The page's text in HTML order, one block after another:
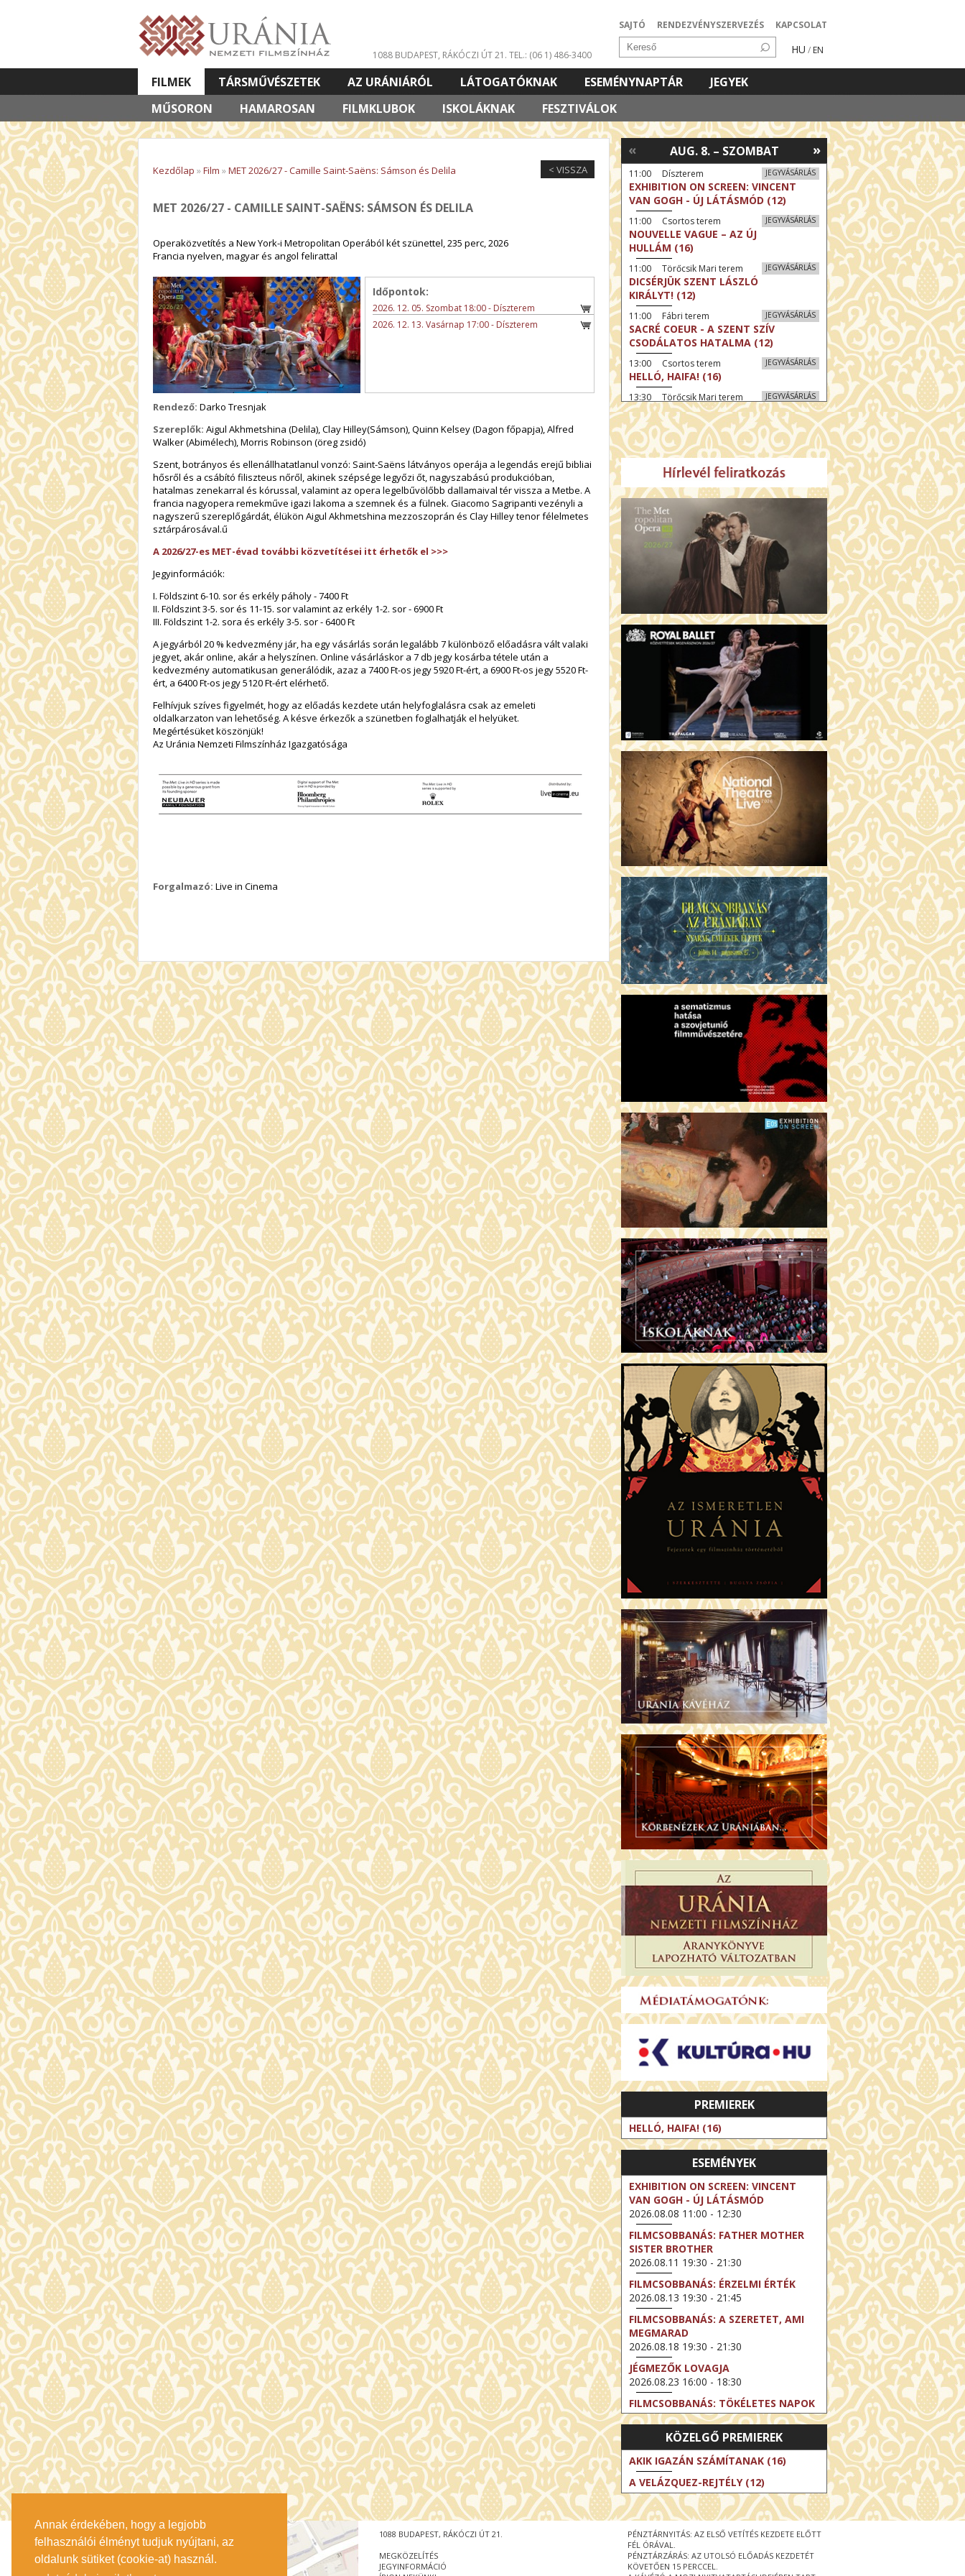
Annak érdekében, hogy a legjobb
felhasználói élményt tudjuk nyújtani, az
oldalunk sütiket (cookie-at) használ.
SAJTÓ RENDEZVÉNYSZERVEZÉS KAPCSOLAT
HU / EN
1088 BUDAPEST, RÁKÓCZI ÚT 21. TEL.: (06 1) 486-3400
FILMEK
MŰSORON
HAMAROSAN FILMKLUBOK ISKOLÁKNAK FESZTIVÁLOK
TÁRSMŰVÉSZETEK AZ URÁNIÁRÓL LÁTOGATÓKNAK ESEMÉNYNAPTÁR
JEGYEK
VETÍTETT KÉPES ELŐADÁSOK
< VISSZA
Kezdőlap »Film »MET 2026/27 - Camille Saint-Saëns: Sámson és Delila
MET 2026/27 - CAMILLE SAINT-SAËNS: SÁMSON ÉS DELILA
Operaközvetítés a New York-i Metropolitan Operából két szünettel, 235 perc, 2026
Francia nyelven, magyar és angol felirattal
Időpontok:
2026. 12. 05. Szombat 18:00 - Díszterem
2026. 12. 13. Vasárnap 17:00 - Díszterem
Rendező: Darko Tresnjak
Szereplők: Aigul Akhmetshina (Delila), Clay Hilley(Sámson), Quinn Kelsey (Dagon főpapja), Alfred
Walker (Abimélech), Morris Robinson (öreg zsidó)
Szent, botrányos és ellenállhatatlanul vonzó: Saint-Saëns látványos operája a legendás erejű bibliai
hősről és a csábító filiszteus nőről, akinek szépsége legyőzi őt, nagyszabású produkcióban,
hatalmas zenekarral és kórussal, valamint az opera legelbűvölőbb dallamaival tér vissza a Metbe. A
francia nagyopera remekműve igazi lakoma a szemnek és a fülnek. Giacomo Sagripanti vezényli a
nagyszerű szereplőgárdát, élükön Aigul Akhmetshina mezzoszoprán és Clay Hilley tenor félelmetes
sztárpárosával.ű
A 2026/27-es MET-évad további közvetítései itt érhetők el >>>
Jegyinformációk:
I. Földszint 6-10. sor és erkély páholy - 7400 Ft
II. Földszint 3-5. sor és 11-15. sor valamint az erkély 1-2. sor - 6900 Ft
III. Földszint 1-2. sora és erkély 3-5. sor - 6400 Ft
A jegyárból 20 % kedvezmény jár, ha egy vásárlás során legalább 7 különböző előadásra vált valaki
jegyet, akár online, akár a helyszínen. Online vásárláskor a 7 db jegy kosárba tétele után a
kedvezmény automatikusan generálódik, azaz a 7400 Ft-os jegy 5920 Ft-ért, a 6900 Ft-os jegy 5520 Ft-
ért, a 6400 Ft-os jegy 5120 Ft-ért elérhető.
Felhívjuk szíves figyelmét, hogy az előadás kezdete után helyfoglalásra csak az emeleti
oldalkarzaton van lehetőség. A késve érkezők a szünetben foglalhatják el helyüket.
Megértésüket köszönjük!
Az Uránia Nemzeti Filmszínház Igazgatósága
Forgalmazó: Live in Cinema
»
AUG. 8. – SZOMBAT
«
JEGYVÁSÁRLÁS
11:00 Díszterem
EXHIBITION ON SCREEN: VINCENT
VAN GOGH - ÚJ LÁTÁSMÓD (12)
JEGYVÁSÁRLÁS
11:00 Csortos terem
NOUVELLE VAGUE – AZ ÚJ
HULLÁM (16)
JEGYVÁSÁRLÁS
11:00 Törőcsik Mari terem
DICSÉRJÜK SZENT LÁSZLÓ
KIRÁLYT! (12)
JEGYVÁSÁRLÁS
11:00 Fábri terem
SACRÉ COEUR - A SZENT SZÍV
CSODÁLATOS HATALMA (12)
JEGYVÁSÁRLÁS
13:00 Csortos terem
HELLÓ, HAIFA! (16)
JEGYVÁSÁRLÁS
13:30 Törőcsik Mari terem
A KEGYELEM (16)
JEGYVÁSÁRLÁS
13:30 Díszterem
MAGYAR MENYEGZŐ (12)
14:30 Fábri terem
MESSZI ÉSZAK (12)
JEGYVÁSÁRLÁS
15:00 Csortos terem
MOHÁCS – VILÁGOK HARCA (12)
15:30 Díszterem
ODÜSSZEIA (16)
JEGYVÁSÁRLÁS
16:00 Törőcsik Mari terem
TALÁLKOZÁS A BUDDHÁVAL (12)
JEGYVÁSÁRLÁS
17:00 Fábri terem
MOMO (12)
17:00 Csortos terem
ARGENTIN TÖRTÉNETEK (16)
19:00 Fábri terem
AZ ÖRDÖG PRADÁT VISEL 2. (12)
19:00 Csortos terem
ÁDÁM ALMÁI (16)
JEGYVÁSÁRLÁS
19:00 Törőcsik Mari terem
HOGYAN TUDNÉK ÉLNI
NÉLKÜLED? (12)
JEGYVÁSÁRLÁS
19:00 Díszterem
ODÜSSZEIA (16)
PREMIEREK
HELLÓ, HAIFA! (16)
ESEMÉNYEK
EXHIBITION ON SCREEN: VINCENT
VAN GOGH - ÚJ LÁTÁSMÓD
2026.08.08 11:00 - 12:30
FILMCSOBBANÁS: FATHER MOTHER
SISTER BROTHER
2026.08.11 19:30 - 21:30
FILMCSOBBANÁS: ÉRZELMI ÉRTÉK
2026.08.13 19:30 - 21:45
FILMCSOBBANÁS: A SZERETET, AMI
MEGMARAD
2026.08.18 19:30 - 21:30
JÉGMEZŐK LOVAGJA
2026.08.23 16:00 - 18:30
FILMCSOBBANÁS: TÖKÉLETES NAPOK
2026.08.25 19:30 - 21:45
FILMCSOBBANÁS: IFJÚSÁG
2026.08.27 19:30 - 21:30
EXHIBITION ON SCREEN: VINCENT
VAN GOGH - ÚJ LÁTÁSMÓD
2026.08.30 11:00 - 12:30
NT LIVE / DAVID IRELAND: THE FIFTH
STEP
2026.09.01 19:00 - 21:00
BERLIN ELESTE
KÖZELGŐ PREMIEREK
AKIK IGAZÁN SZÁMÍTANAK (16)
A VELÁZQUEZ-REJTÉLY (12)
PÉNZTÁRNYITÁS: AZ ELSŐ VETÍTÉS KEZDETE ELŐTT
FÉL ÓRÁVAL.
PÉNZTÁRZÁRÁS: AZ UTOLSÓ ELŐADÁS KEZDETÉT
KÖVETŐEN 15 PERCCEL.
1088 BUDAPEST, RÁKÓCZI ÚT 21.
MEGKÖZELÍTÉS
JEGYINFORMÁCIÓ